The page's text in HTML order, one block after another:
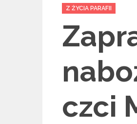
Categories
Z ŻYCIA PARAFII
czci